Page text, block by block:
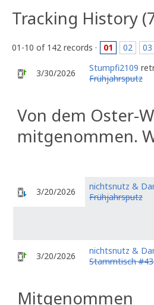
Tracking History
01-10 of 142 records · 01 02 03
3/30/2026 Stumpfi2109
Frühjahrsputz
Von dem Oster-
mitgenommen.
3/20/2026 nichtsnutz &
Frühjahrsputz
3/20/2026 nichtsnutz &
Stammtisch
Mitgenommen